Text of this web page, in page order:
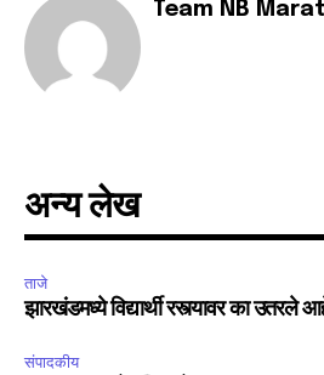
Team NB
अन्य लेख
ताजे
झारखंडमध्ये विद्यार्थी रस्त्यावर का उतरले
संपादकीय